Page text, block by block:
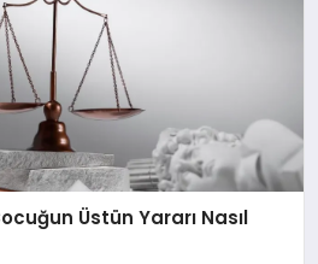
Üstün Yararı Nasıl